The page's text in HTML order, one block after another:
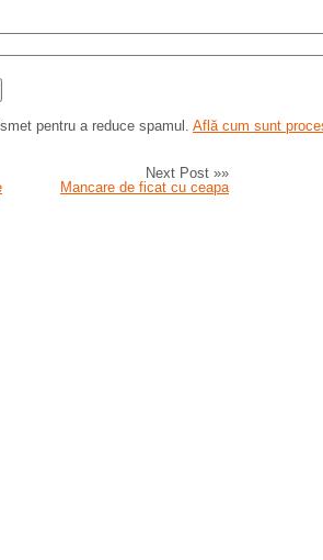
pentru a reduce spamul. Află cum sunt
Next Post »»
Mancare de ficat cu ceapa